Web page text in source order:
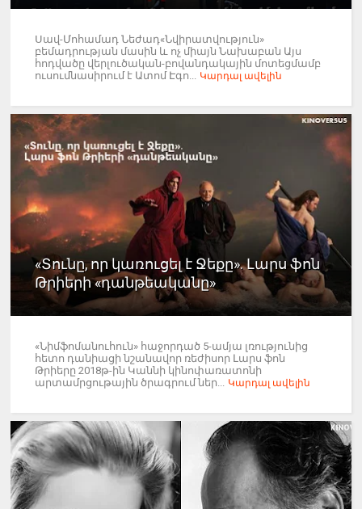
Սավ-Մոհամադ Նեժադ«Նվիրատվություն»
բեմադրության մասին և ոչ միայն Նախաբան Այս
հոդվածը վերլուծական-բովանդակային մոտեցմամբ
ուսումնասիրում է Ատոմ Էգո... Կարդալ ավելին
«Տունը, որ կառուցել է Ջեքը». Լարս ֆոն
Թրիերի «դանթեականը»
«Նիմֆոմանուհուն» հաջորդած 5-ամյա լռությունից
հետո դանիացի նշանավոր ռեժիսոր Լարս ֆոն
Թրիերը 2018թ-ին Կաննի կինոփառատոնի
արտամրցութային ծրագրում ներ... Կարդալ ավելին